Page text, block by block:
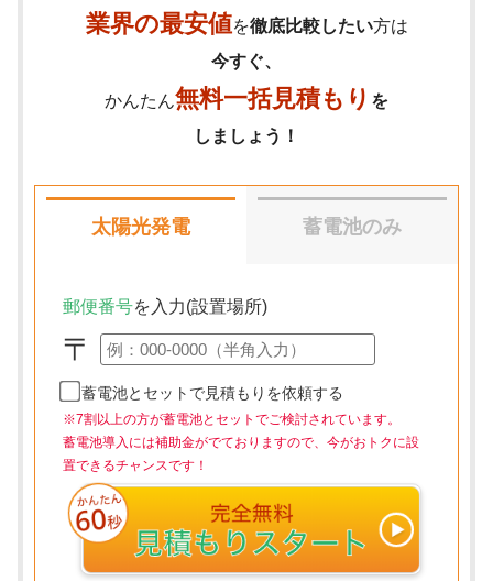
業界の最安値を徹底比較したい方は
今すぐ、
かんたん無料一括見積もり を
しましょう！
太陽光発電 蓄電池のみ
郵便番号を入力(設置場所)
〒
蓄電池とセットで見積もりを依頼する
※7割以上の方が蓄電池とセットでご検討されています。
蓄電池導入には補助金がでておりますので、今がおトクに設
置できるチャンスです！